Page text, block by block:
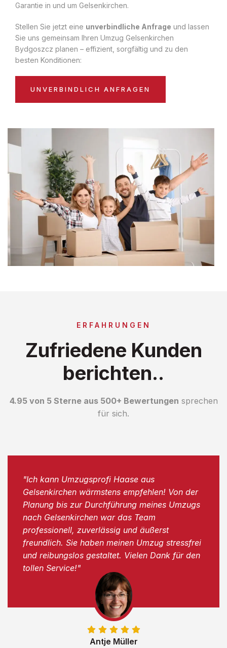
Garantie in und um Gelsenkirchen.
Stellen Sie jetzt eine unverbindliche Anfrage und lassen
Sie uns gemeinsam Ihren Umzug Gelsenkirchen
Bydgoszcz planen – effizient, sorgfältig und zu den
besten Konditionen:
UNVERBINDLICH ANFRAGEN
ERFAHRUNGEN
Zufriedene Kunden
berichten..
4.95 von 5 Sterne aus 500+ Bewertungen sprechen
für sich.
Antje Müller
"Ich kann Umzugsprofi Haase aus
Gelsenkirchen wärmstens empfehlen! Von der
Planung bis zur Durchführung meines Umzugs
nach Gelsenkirchen war das Team
professionell, zuverlässig und äußerst
freundlich. Sie haben meinen Umzug stressfrei
und reibungslos gestaltet. Vielen Dank für den
tollen Service!"